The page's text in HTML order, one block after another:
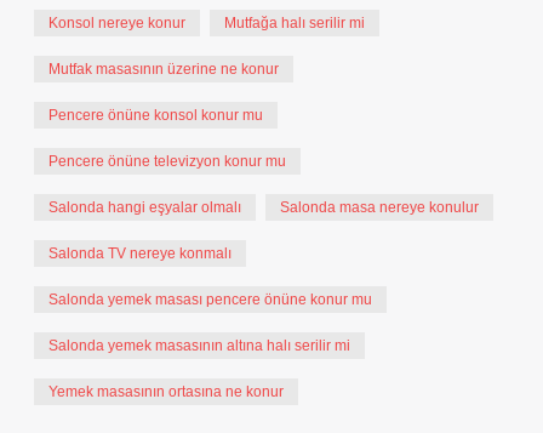
Konsol nereye konur Mutfağa halı serilir mi
Mutfak masasının üzerine ne konur
Pencere önüne konsol konur mu
Pencere önüne televizyon konur mu
Salonda hangi eşyalar olmalı Salonda masa nereye konulur
Salonda TV nereye konmalı
Salonda yemek masası pencere önüne konur mu
Salonda yemek masasının altına halı serilir mi
Yemek masasının ortasına ne konur